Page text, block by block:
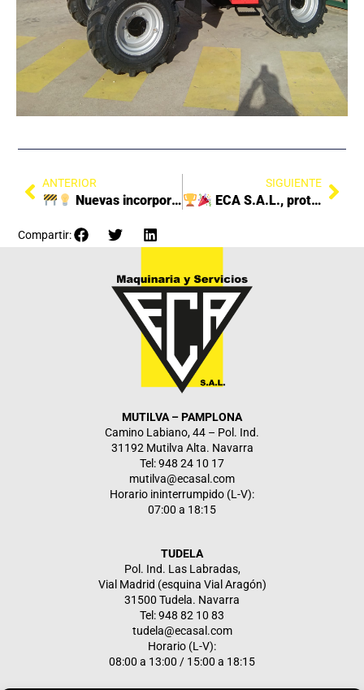
ANTERIOR
Nuevas incorporaciones en nuestra tienda
SIGUIENTE
ECA S.A.L., protagonista en el Desafío Empresas
Compartir:
MUTILVA – PAMPLONA
Camino Labiano, 44 – Pol. Ind.
31192 Mutilva Alta. Navarra
Tel: 948 24 10 17
mutilva@ecasal.com
Horario ininterrumpido (L-V):
07:00 a 18:15
TUDELA
Pol. Ind. Las Labradas,
Vial Madrid (esquina Vial Aragón)
31500 Tudela. Navarra
Tel: 948 82 10 83
tudela@ecasal.com
Horario (L-V):
08:00 a 13:00 / 15:00 a 18:15